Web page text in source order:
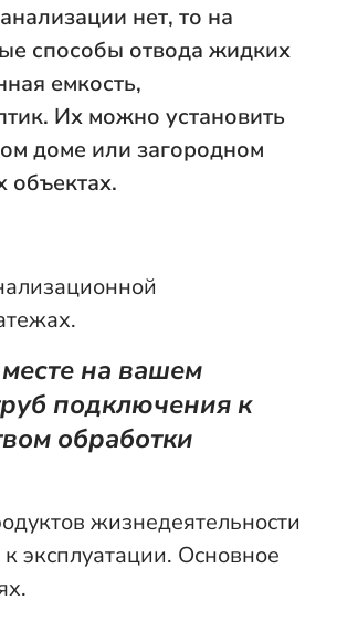
нет, то на
способы отвода жидких
емкость,
Их можно установить
доме или загородном
объектах.
на вашем
подключения к
обработки
жизнедеятельности
эксплуатации. Основное